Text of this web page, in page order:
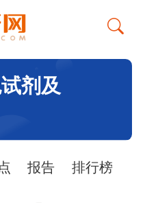
剂及
报告 排行榜